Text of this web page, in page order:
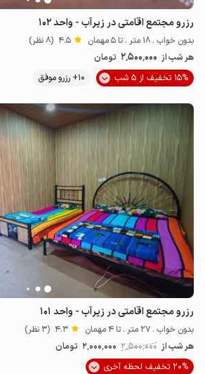
رزرو مجتمع اقامتی در زیرآب - واحد ۱۰۲
بدون خواب . 18 متر . تا 5 مهمان 4.5 (8 نظر)
هر شب از 2٬500٬000 تومان
15% تخفیف از 5 شب
10+ رزرو موفق
رزرو مجتمع اقامتی در زیرآب - واحد ۱۰۱
بدون خواب . 27 متر . تا 4 مهمان 4.3 (3 نظر)
هر شب از 2٬500٬000 2٬000٬000 تومان
20% تخفیف لحظه آخری